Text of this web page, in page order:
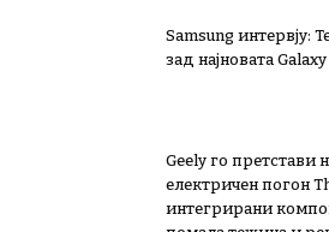
Samsung интервју:
зад најновата Galaxy
Geely го претстави
електричен погон
интегрирани